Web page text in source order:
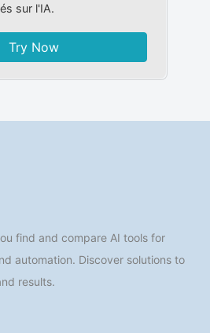
sur l'IA.
Try Now
find and compare AI tools for
automation. Discover solutions to
results.